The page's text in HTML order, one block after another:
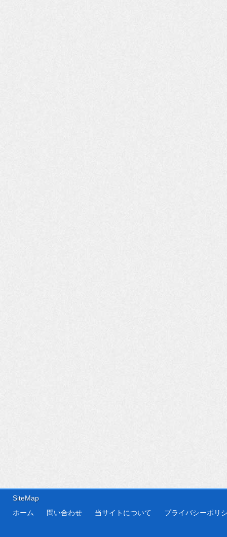
SiteMap
ホーム
問い合わせ 当サイトについて プライバシーポリ